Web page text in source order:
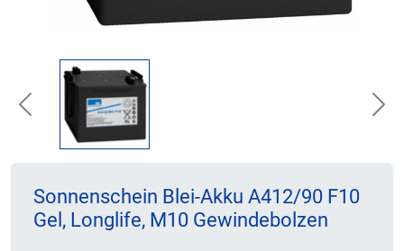
Previous
Sonnenschein Blei-Akku A412/90 F10
Gel, Longlife, M10 Gewindebolzen